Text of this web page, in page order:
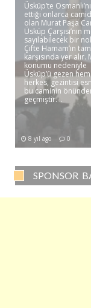
Üsküp’te
ettiği onlarca
olan Murat Paşa
Üsküp Çarşısı’nın
sayılabilecek bir
Çifte Hamam’ın tam
karşısında yer alır.
konumu nedeniyle
Üsküp’ü gezen
herkes, gezintisi
bu caminin
geçmiştir. ..
8 yıl ago 0
SPONSOR